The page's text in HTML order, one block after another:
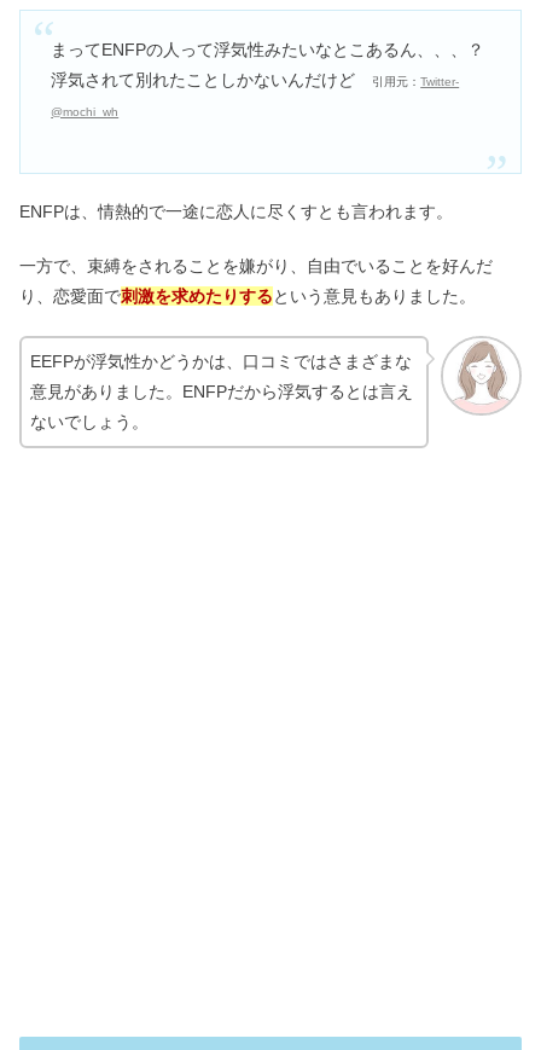
まってENFPの人って浮気性みたいなとこあるん、、、？
浮気されて別れたことしかないんだけど
引用元：Twitter-
@mochi_wh
ENFPは、情熱的で一途に恋人に尽くすとも言われます。
一方で、束縛をされることを嫌がり、自由でいることを好んだ
り、恋愛面で刺激を求めたりするという意見もありました。
EEFPが浮気性かどうかは、口コミではさまざまな
意見がありました。ENFPだから浮気するとは言え
ないでしょう。